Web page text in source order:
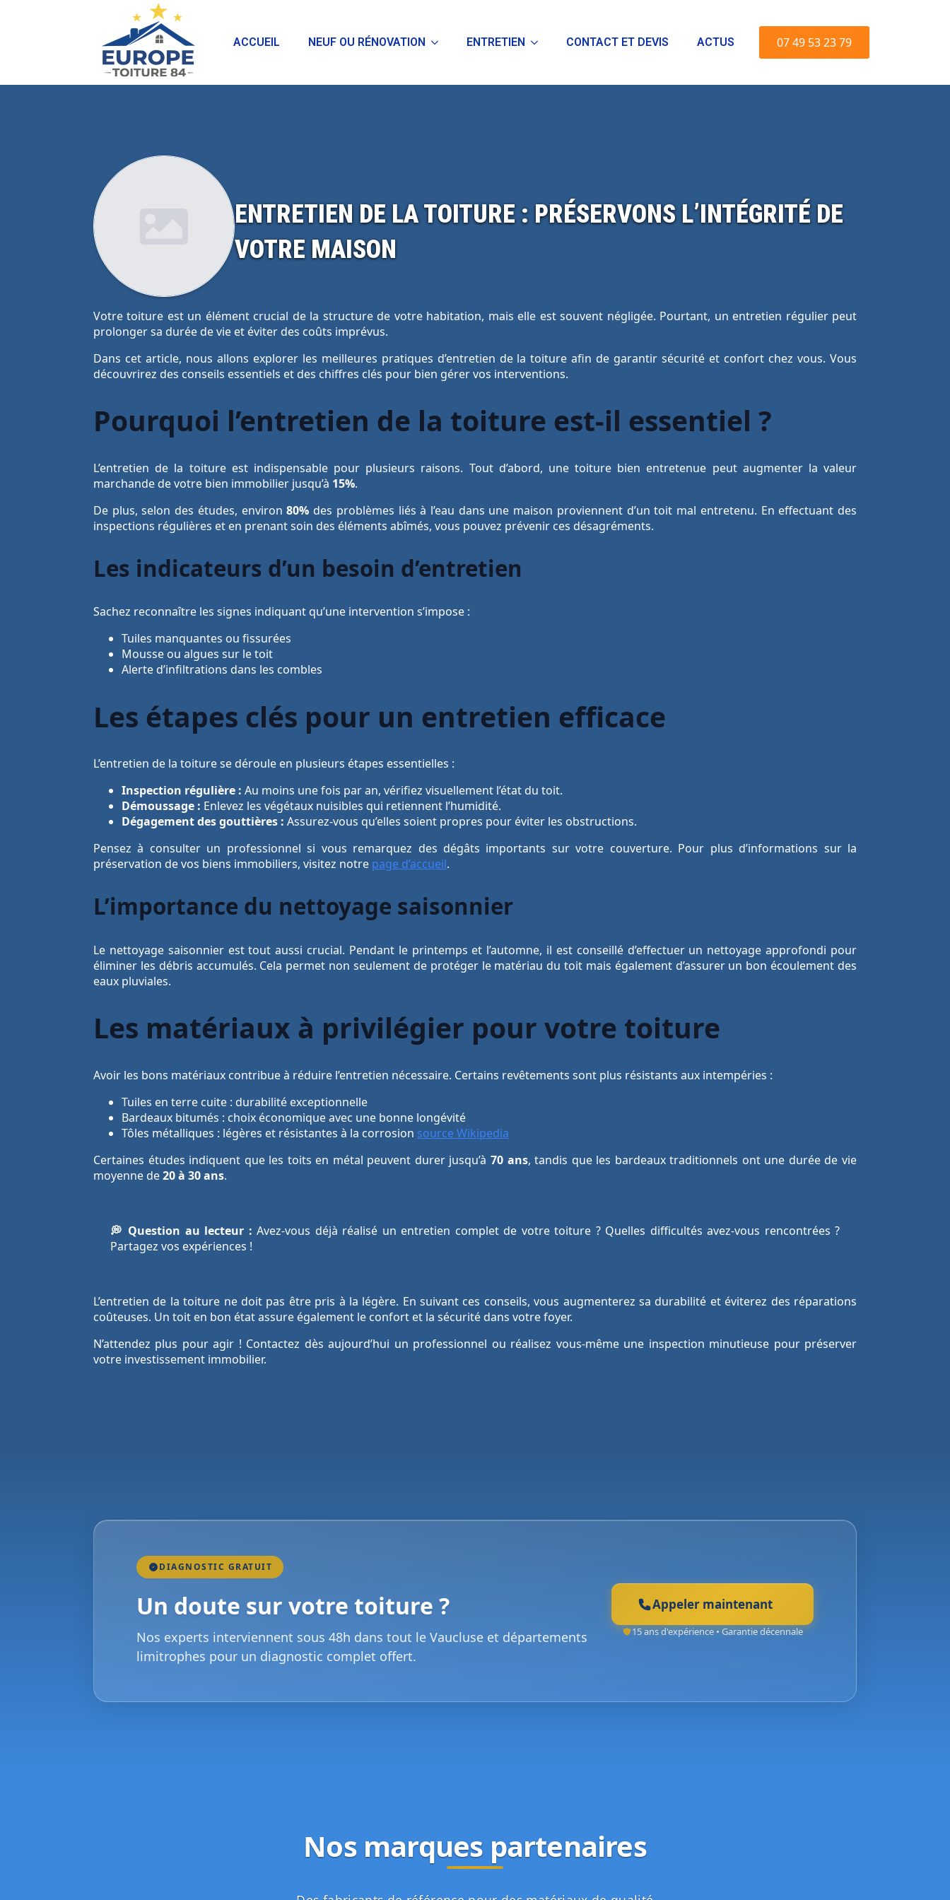
ACCUEIL NEUF OU RÉNOVATION ENTRETIEN CONTACT ET DEVIS ACTUS 07 49 53 23 79
ENTRETIEN DE LA TOITURE : PRÉSERVONS L’INTÉGRITÉ DE
VOTRE MAISON
Votre toiture est un élément crucial de la structure de votre habitation, mais elle est souvent négligée. Pourtant, un entretien régulier peut
prolonger sa durée de vie et éviter des coûts imprévus.
Dans cet article, nous allons explorer les meilleures pratiques d’entretien de la toiture afin de garantir sécurité et confort chez vous. Vous
découvrirez des conseils essentiels et des chiffres clés pour bien gérer vos interventions.
Pourquoi l’entretien de la toiture est-il essentiel ?
L’entretien de la toiture est indispensable pour plusieurs raisons. Tout d’abord, une toiture bien entretenue peut augmenter la valeur
marchande de votre bien immobilier jusqu’à 15%.
De plus, selon des études, environ80% des problèmes liés à l’eau dans une maison proviennent d’un toit mal entretenu. En effectuant des
inspections régulières et en prenant soin des éléments abîmés, vous pouvez prévenir ces désagréments.
Les indicateurs d’un besoin d’entretien
Sachez reconnaître les signes indiquant qu’une intervention s’impose :
Tuiles manquantes ou fissurées
Mousse ou algues sur le toit
Alerte d’infiltrations dans les combles
Les étapes clés pour un entretien efficace
L’entretien de la toiture se déroule en plusieurs étapes essentielles :
Inspection régulière : Au moins une fois par an, vérifiez visuellement l’état du toit.
Démoussage : Enlevez les végétaux nuisibles qui retiennent l’humidité.
Dégagement des gouttières : Assurez-vous qu’elles soient propres pour éviter les obstructions.
Pensez à consulter un professionnel si vous remarquez des dégâts importants sur votre couverture. Pour plus d’informations sur la
préservation de vos biens immobiliers, visitez notre page d’accueil.
L’importance du nettoyage saisonnier
Le nettoyage saisonnier est tout aussi crucial. Pendant le printemps et l’automne, il est conseillé d’effectuer un nettoyage approfondi pour
éliminer les débris accumulés. Cela permet non seulement de protéger le matériau du toit mais également d’assurer un bon écoulement des
eaux pluviales.
Les matériaux à privilégier pour votre toiture
Avoir les bons matériaux contribue à réduire l’entretien nécessaire. Certains revêtements sont plus résistants aux intempéries :
Tuiles en terre cuite : durabilité exceptionnelle
Bardeaux bitumés : choix économique avec une bonne longévité
Tôles métalliques : légères et résistantes à la corrosion source Wikipedia
Certaines études indiquent que les toits en métal peuvent durer jusqu’à 70 ans, tandis que les bardeaux traditionnels ont une durée de vie
moyenne de20 à 30 ans.
💭 Question au lecteur : Avez-vous déjà réalisé un entretien complet de votre toiture ? Quelles difficultés avez-vous rencontrées ?
Partagez vos expériences !
L’entretien de la toiture ne doit pas être pris à la légère. En suivant ces conseils, vous augmenterez sa durabilité et éviterez des réparations
coûteuses. Un toit en bon état assure également le confort et la sécurité dans votre foyer.
N’attendez plus pour agir ! Contactez dès aujourd’hui un professionnel ou réalisez vous-même une inspection minutieuse pour préserver
votre investissement immobilier.
DIAGNOSTIC GRATUIT
Un doute sur votre toiture ?
Nos experts interviennent sous 48h dans tout le Vaucluse et départements
limitrophes pour un diagnostic complet offert.
Appeler maintenant
15 ans d'expérience • Garantie décennale
Nos marques partenaires